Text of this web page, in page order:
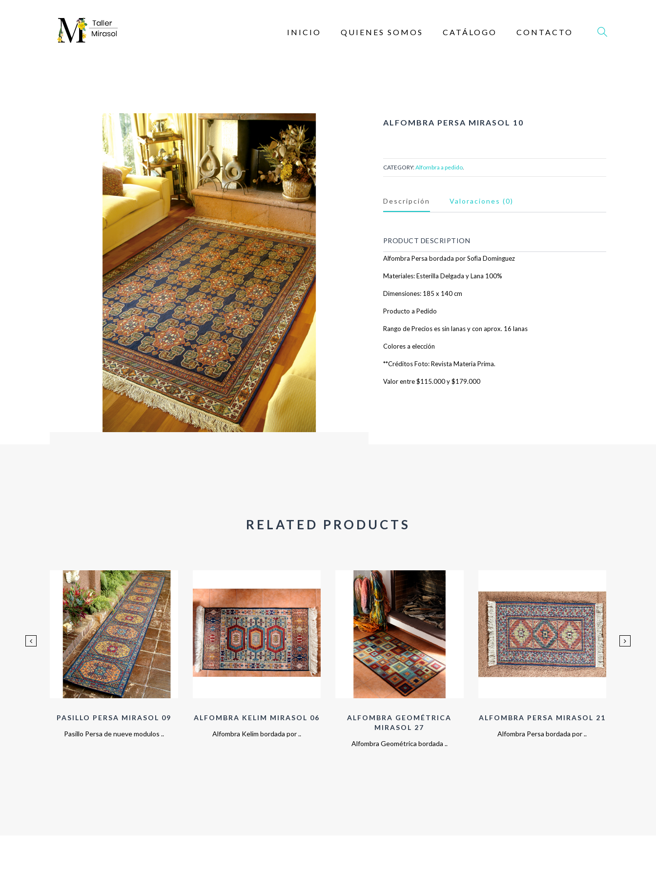
INICIO QUIENES SOMOS CATÁLOGO CONTACTO
ALFOMBRA PERSA MIRASOL 10
CATEGORY:Alfombra a pedido.
Descripción Valoraciones (0)
PRODUCT DESCRIPTION
Alfombra Persa bordada por Sofìa Dominguez
Materiales: Esterilla Delgada y Lana 100%
Dimensiones: 185 x 140 cm
Producto a Pedido
Rango de Precios es sin lanas y con aprox. 16 lanas
Colores a elección
**Créditos Foto: Revista Materia Prima.
Valor entre $115.000 y $179.000
RELATED PRODUCTS
PASILLO PERSA MIRASOL 09
Pasillo Persa de nueve modulos ..
ALFOMBRA KELIM MIRASOL 06
Alfombra Kelim bordada por ..
ALFOMBRA GEOMÉTRICA
MIRASOL 27
Alfombra Geométrica bordada ..
ALFOMBRA PERSA MIRASOL 21
Alfombra Persa bordada por ..